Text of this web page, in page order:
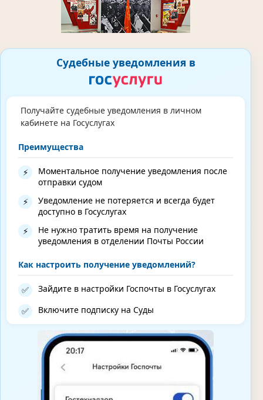
Судебные уведомления в
Получайте судебные уведомления в личном
кабинете на Госуслугах
Преимущества
⚡
Моментальное получение уведомления после
отправки судом
⚡
Уведомление не потеряется и всегда будет
доступно в Госуслугах
⚡
Не нужно тратить время на получение
уведомления в отделении Почты России
Как настроить получение уведомлений?
✅ Зайдите в настройки Госпочты в Госуслугах
✅ Включите подписку на Суды